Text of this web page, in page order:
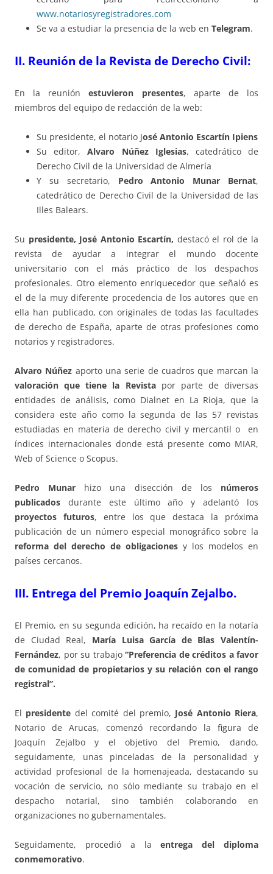
www.notariosyregistradores.com
Se va a estudiar la presencia de la web en Telegram.
II. Reunión de la Revista de Derecho Civil:
En la reunión estuvieron presentes, aparte de los
miembros del equipo de redacción de la web:
Su presidente, el notario José Antonio Escartín Ipiens
Su editor,Alvaro Núñez Iglesias, catedrático de
Derecho Civil de la Universidad de Almería
Y su secretario, Pedro Antonio Munar Bernat,
catedrático de Derecho Civil de la Universidad de las
Illes Balears.
Su presidente, José Antonio Escartín, destacó el rol de la
revista de ayudar a integrar el mundo docente
universitario con el más práctico de los despachos
profesionales. Otro elemento enriquecedor que señaló es
el de la muy diferente procedencia de los autores que en
ella han publicado, con originales de todas las facultades
de derecho de España, aparte de otras profesiones como
notarios y registradores.
Alvaro Núñez aporto una serie de cuadros que marcan la
valoración que tiene la Revistapor parte de diversas
entidades de análisis, como Dialnet en La Rioja, que la
considera este año como la segunda de las 57 revistas
estudiadas en materia de derecho civil y mercantil o en
índices internacionales donde está presente como MIAR,
Web of Science o Scopus.
Pedro Munar hizo una disección de los números
publicados durante este último año y adelantó los
proyectos futuros, entre los que destaca la próxima
publicación de un número especial monográfico sobre la
reforma del derecho de obligaciones y los modelos en
países cercanos.
III. Entrega del Premio Joaquín Zejalbo.
El Premio, en su segunda edición, ha recaído en la notaría
de Ciudad Real, María Luisa García de Blas Valentín-
Fernández, por su trabajo“Preferencia de créditos a favor
de comunidad de propietarios y su relación con el rango
registral”.
El presidente del comité del premio, José Antonio Riera,
Notario de Arucas, comenzó recordando la figura de
Joaquín Zejalbo y el objetivo del Premio, dando,
seguidamente, unas pinceladas de la personalidad y
actividad profesional de la homenajeada, destacando su
vocación de servicio, no sólo mediante su trabajo en el
despacho notarial, sino también colaborando en
organizaciones no gubernamentales,
Seguidamente, procedió a laentrega del diploma
conmemorativo.